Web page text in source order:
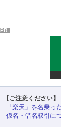
PR
【ご注意ください】
「楽天」を名乗っ
仮名・借名取引に